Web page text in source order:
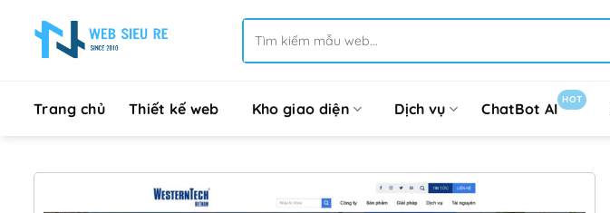
kiếm:
Trang chủ Thiết kế web Kho giao diện Dịch vụ ChatBot AI
HOT